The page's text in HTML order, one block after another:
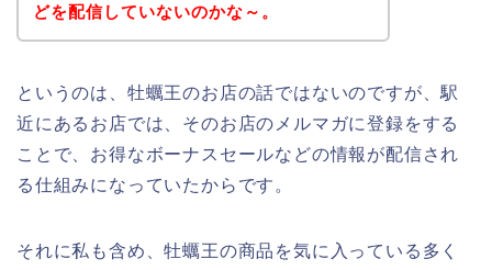
どを配信していないのかな～。
というのは、牡蠣王のお店の話ではないのですが、駅
近にあるお店では、そのお店のメルマガに登録をする
ことで、お得なボーナスセールなどの情報が配信され
る仕組みになっていたからです。
それに私も含め、牡蠣王の商品を気に入っている多く